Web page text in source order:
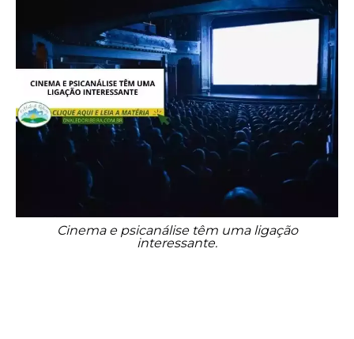
Cinema e psicanálise têm uma ligação
interessante.